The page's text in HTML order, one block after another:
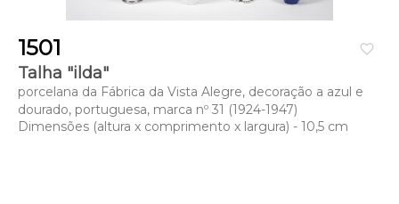
favorite_border
1501
Talha "ilda"
porcelana da Fábrica da Vista Alegre, decoração a azul e
dourado, portuguesa, marca nº 31 (1924-1947)
Dimensões (altura x comprimento x largura) - 10,5 cm